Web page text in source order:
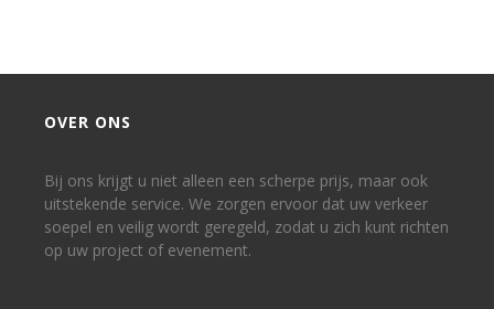
OVER ONS
Bij ons krijgt u niet alleen een scherpe prijs, maar ook
uitstekende service. We zorgen ervoor dat uw verkeer
soepel en veilig wordt geregeld, zodat u zich kunt richten
op uw project of evenement.